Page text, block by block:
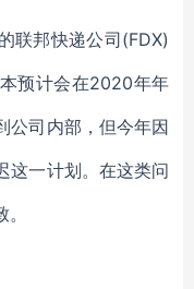
联邦快递公司(FDX)
预计会在2020年年
公司内部，但今年因
这一计划。在这类问